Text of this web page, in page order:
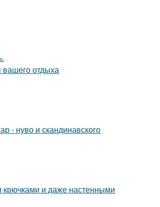
вашего отдыха
- нуво и скандинавского
крючками и даже настенными